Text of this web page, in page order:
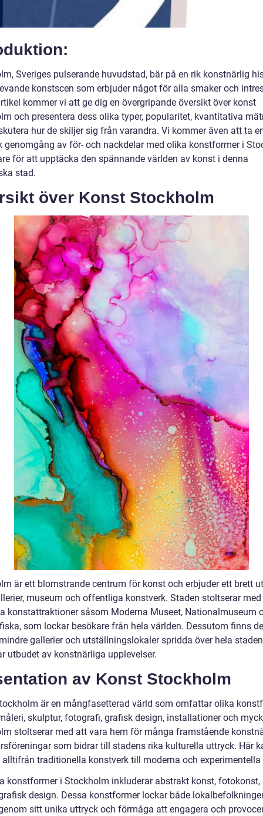
Sveriges pulserande huvudstad, bär på en rik konstnärlig
konstscen som erbjuder något för alla smaker och
kommer vi att ge dig en övergripande översikt över konst
och presentera dess olika typer, popularitet, kvantitativa
hur de skiljer sig från varandra. Vi kommer även att ta
genomgång av för- och nackdelar med olika konstformer i
för att upptäcka den spännande världen av konst i denna
stad.
över Konst Stockholm
är ett blomstrande centrum för konst och erbjuder ett brett
museum och offentliga konstverk. Staden stoltserar
konstattraktioner såsom Moderna Museet, Nationalmuseum
som lockar besökare från hela världen. Dessutom finns
gallerier och utställningslokaler spridda över hela
utbudet av konstnärliga upplevelser.
av Konst Stockholm
är en mångfasetterad värld som omfattar olika
skulptur, fotografi, grafisk design, installationer och
stoltserar med att vara hem för många framstående
som bidrar till stadens rika kulturella uttryck. Här
alltifrån traditionella konstverk till moderna och experimentella
konstformer i Stockholm inkluderar abstrakt konst, fotokonst,
design. Dessa konstformer lockar både
sitt unika uttryck och förmåga att engagera och